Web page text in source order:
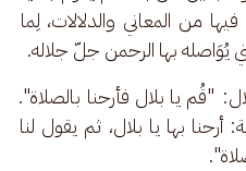
فيها من المعاني والدلالات، لِما
يُوَاصله بها الرحمن جلّ جلاله.
"قُم يا بلال فأرحنا بالصلاة".
أرحنا بها يا بلال، ثم يقول لنا